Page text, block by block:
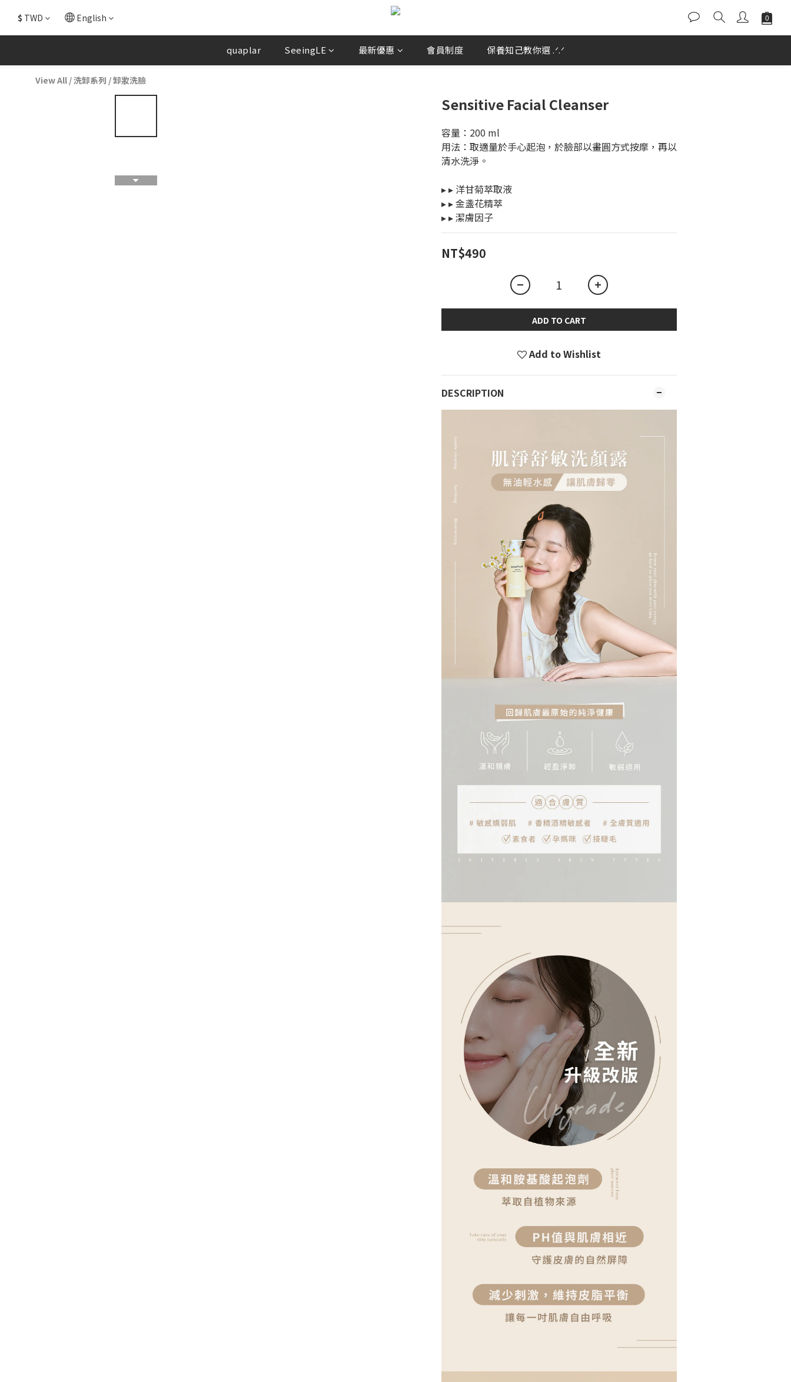
$ TWD English
quaplar SeeingLE 最新優惠 會員制度 保養知己教你選 .ᐟ.ᐟ
View All /洗卸系列 /卸妝洗臉
Sensitive Facial Cleanser
容量：200 ml
用法：取適量於手心起泡，於臉部以畫圓方式按摩，再以
清水洗淨。
▸ ▸ 洋甘菊萃取液
▸ ▸ 金盞花精萃
▸ ▸ 潔膚因子
NT$490
ADD TO CART
Add to Wishlist
DESCRIPTION